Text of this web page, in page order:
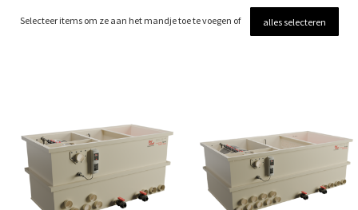
Selecteer items om ze aan het mandje toe te voegen of alles selecteren